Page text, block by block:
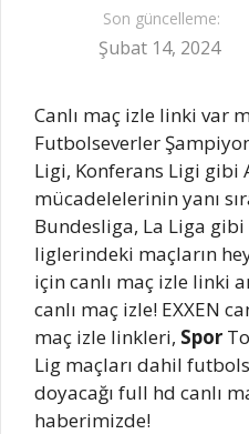
Son güncelleme:
Şubat 14, 2024
Canlı maç izle linki var
Futbolseverler
Ligi, Konferans Ligi gibi
mücadelelerinin yanı
Bundesliga, La Liga
liglerindeki maçların
için canlı maç izle linki
canlı maç izle! EXXEN
maç izle linkleri, Spor
Lig maçları dahil
doyacağı full hd canlı
haberimizde!